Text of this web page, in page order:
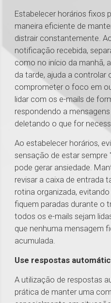
Estabelecer horários fixos
maneira eficiente de
distrair constantemente.
notificação recebida,
como no início da manhã,
da tarde, ajuda a controlar
comprometer o foco em
lidar com os e-mails de
respondendo a
deletando o que for
Ao estabelecer horários,
sensação de estar
pode gerar ansiedade.
revisar a caixa de entrada
rotina organizada,
fiquem paradas durante o
todos os e-mails sejam
que nenhuma mensagem
acumulada.
Use respostas
A utilização de respostas
prática de manter uma